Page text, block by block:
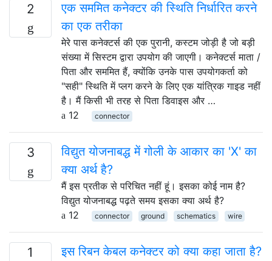
2
एक सममित कनेक्टर की स्थिति निर्धारित करने
का एक तरीका
मेरे पास कनेक्टर्स की एक पुरानी, ​​कस्टम जोड़ी है जो बड़ी
संख्या में सिस्टम द्वारा उपयोग की जाएगी। कनेक्टर्स माता /
पिता और सममित हैं, क्योंकि उनके पास उपयोगकर्ता को
"सही" स्थिति में प्लग करने के लिए एक यांत्रिक गाइड नहीं
है। मैं किसी भी तरह से पिता डिवाइस और …
12
connector
3
विद्युत योजनाबद्ध में गोली के आकार का 'X' का
क्या अर्थ है?
मैं इस प्रतीक से परिचित नहीं हूं। इसका कोई नाम है?
विद्युत योजनाबद्ध पढ़ते समय इसका क्या अर्थ है?
12
connector ground schematics wire
1 इस रिबन केबल कनेक्टर को क्या कहा जाता है?